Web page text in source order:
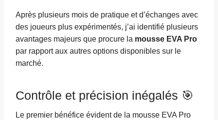
Après plusieurs mois de pratique et d’échanges avec
des joueurs plus expérimentés, j’ai identifié plusieurs
avantages majeurs que procure la mousse EVA Pro
par rapport aux autres options disponibles sur le
marché.
Contrôle et précision inégalés 🎯
Le premier bénéfice évident de la mousse EVA Pro